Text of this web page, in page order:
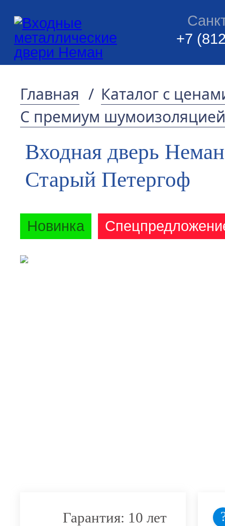
+7
Главная / Каталог с
С премиум шумоизоляцией
Входная дверь
Старый Петергоф
Новинка
Гарантия: 10 лет